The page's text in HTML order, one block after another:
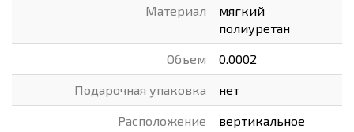
Материал
мягкий
полиуретан
Объем 0.0002
Подарочная упаковка нет
Расположение вертикальное